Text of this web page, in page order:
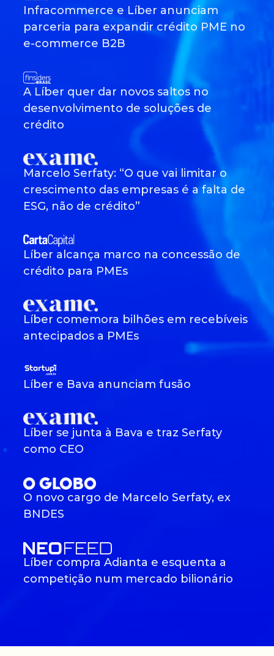
Infracommerce e Líber anunciam
parceria para expandir crédito PME no
e-commerce B2B
A Líber quer dar novos saltos no
desenvolvimento de soluções de
crédito
Marcelo Serfaty: “O que vai limitar o
crescimento das empresas é a falta de
ESG, não de crédito”
Líber alcança marco na concessão de
crédito para PMEs
Líber comemora bilhões em recebíveis
antecipados a PMEs
Líber e Bava anunciam fusão
Líber se junta à Bava e traz Serfaty
como CEO
O novo cargo de Marcelo Serfaty, ex
BNDES
Líber compra Adianta e esquenta a
competição num mercado bilionário